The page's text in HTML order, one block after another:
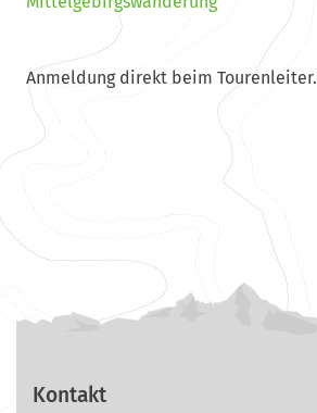
Anmeldung direkt beim Tourenleiter.
Kontakt